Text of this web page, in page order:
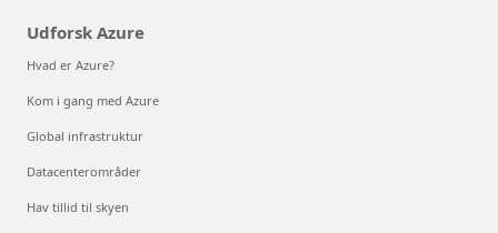
Udforsk Azure
Hvad er Azure?
Kom i gang med Azure
Global infrastruktur
Datacenterområder
Hav tillid til skyen